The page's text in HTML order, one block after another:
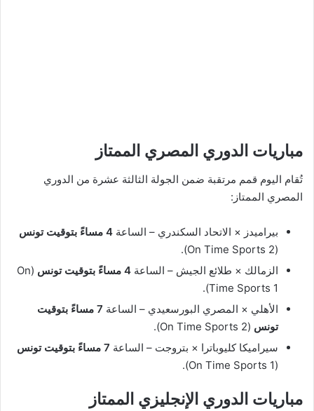
مباريات الدوري المصري الممتاز
تُقام اليوم قمم مرتقبة ضمن الجولة الثالثة عشرة من الدوري
المصري الممتاز:
بيراميدز × الاتحاد السكندري – الساعة 4 مساءً بتوقيت تونس
(On Time Sports 2).
الزمالك × طلائع الجيش – الساعة 4 مساءً بتوقيت تونس
(On
Time Sports 1).
الأهلي × المصري البورسعيدي – الساعة
7 مساءً بتوقيت
تونس (On Time Sports 2).
سيراميكا كليوباترا × بتروجت – الساعة 7 مساءً بتوقيت تونس
(On Time Sports 1).
مباريات الدوري الإنجليزي الممتاز